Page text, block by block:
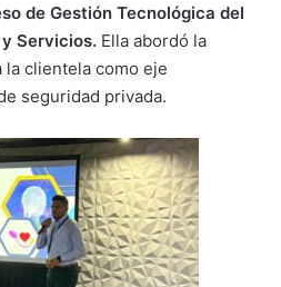
de Gestión Tecnológica del
Servicios. Ella abordó la
clientela como eje
seguridad privada.